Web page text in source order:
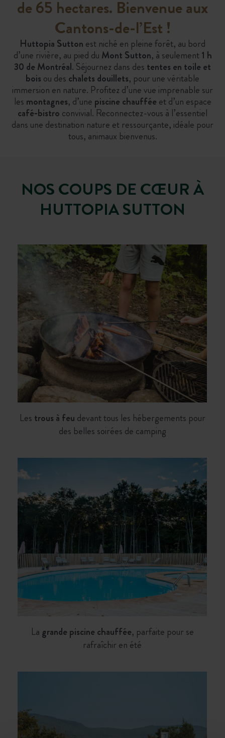
de65 hectares. Bienvenue aux
Cantons-de-l’Est !
Huttopia Sutton est niché en pleine forêt, au bord
d’une rivière, au pied du Mont Sutton, à seulement1 h
30 de Montréal. Séjournez dans des tentes en toile et
bois ou des chalets douillets, pour une véritable
immersion en nature. Profitez d’une vue imprenable sur
les montagnes, d’une piscine chauffée et d’un espace
café-bistro convivial. Reconnectez-vous à l’essentiel
dans une destination nature et ressourçante, idéale pour
tous, animaux bienvenus.
NOS COUPS DE CŒUR À
HUTTOPIA SUTTON
Les trous à feu devant tous les hébergements pour
des belles soirées de camping
La grande piscine chauffée, parfaite pour se
rafraîchir en été